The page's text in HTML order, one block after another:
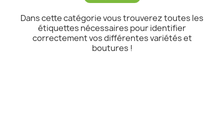
Dans cette catégorie vous trouverez toutes les
étiquettes nécessaires pour identifier
correctement vos différentes variétés et
boutures !